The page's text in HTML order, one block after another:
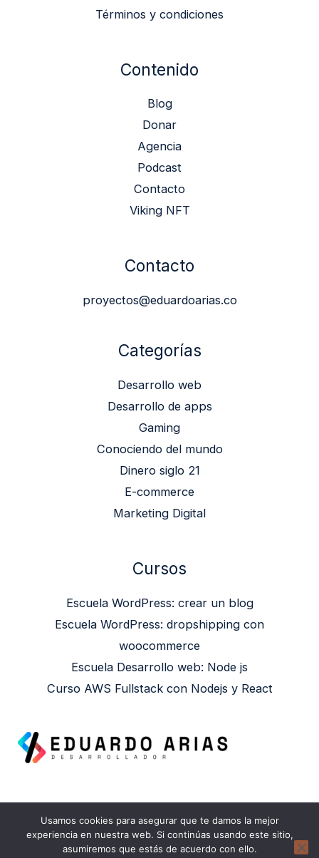
Términos y condiciones
Contenido
Blog
Donar
Agencia
Podcast
Contacto
Viking NFT
Contacto
proyectos@eduardoarias.co
Categorías
Desarrollo web
Desarrollo de apps
Gaming
Conociendo del mundo
Dinero siglo 21
E-commerce
Marketing Digital
Cursos
Escuela WordPress: crear un blog
Escuela WordPress: dropshipping con
woocommerce
Escuela Desarrollo web: Node js
Curso AWS Fullstack con Nodejs y React
Copyright © 2026 Eduardo Arias | Powered by
Eduardo Arias
Usamos cookies para asegurar que te damos la mejor
experiencia en nuestra web. Si continúas usando este sitio,
asumiremos que estás de acuerdo con ello.